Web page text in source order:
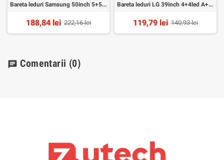
Bareta leduri Samsung 50inch 5+5led set 8buc
188,84 lei 222,16 lei
Bareta leduri LG 39inch 4+4led A+B set 2buc
119,79 lei 140,93 lei
chat Comentarii (0)